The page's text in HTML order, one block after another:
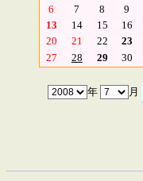
6
7 8 9
13
14 15 16
20
21 22 23
27
28 29 30
年 月